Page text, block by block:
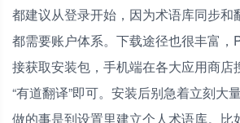
都建议从登录开始，因为术语库同步和
都需要账户体系。下载途径也很丰富，
接获取安装包，手机端在各大应用商店
“有道翻译”即可。安装后别急着立刻大
做的事是到设置里建立个人术语库。比